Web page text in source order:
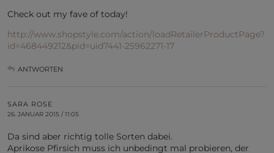
Check out my fave of today!
http://www.shopstyle.com/action/loadRetailerProductPage?
id=468449212&pid=uid7441-25962271-17
ANTWORTEN
SARA ROSE
26. JANUAR 2015 / 11:05
Da sind aber richtig tolle Sorten dabei.
Aprikose Pfirsich muss ich unbedingt mal probieren, der